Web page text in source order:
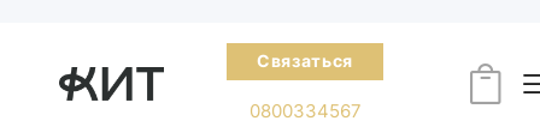
Связаться
0800334567